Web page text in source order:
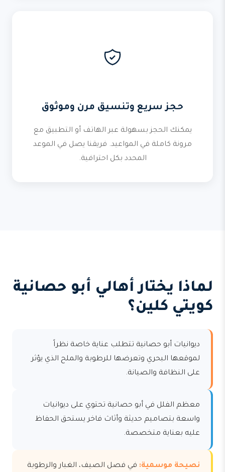
حجز سريع وتنسيق مرن وموثوق
يمكنك الحجز بسهولة عبر الهاتف أو التطبيق مع
مرونة كاملة في المواعيد. فريقنا يصل في الموعد
المحدد بكل احترافية.
لماذا يختار أهالي أبو حصانية
كويتي كلين؟
ديوانيات أبو حصانية تتطلب عناية خاصة نظراً
لموقعها البحري وتعرضها للرطوبة والملح الذي يؤثر
على النظافة والصيانة.
معظم الفلل في أبو حصانية تحتوي على ديوانيات
واسعة بتصاميم حديثة وأثاث فاخر يستحق الحفاظ
عليه بعناية متخصصة.
نصيحة موسمية: في فصل الصيف، الغبار والرطوبة